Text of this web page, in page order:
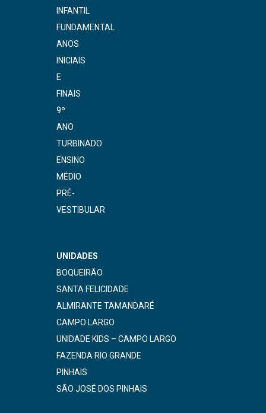
INFANTIL
FUNDAMENTAL
ANOS
INICIAIS
E
FINAIS
9º
ANO
TURBINADO
ENSINO
MÉDIO
PRÉ-
VESTIBULAR
UNIDADES
BOQUEIRÃO
SANTA FELICIDADE
ALMIRANTE TAMANDARÉ
CAMPO LARGO
UNIDADE KIDS – CAMPO LARGO
FAZENDA RIO GRANDE
PINHAIS
SÃO JOSÉ DOS PINHAIS